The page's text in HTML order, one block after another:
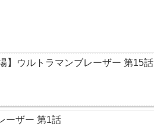
】ウルトラマンブレーザー 第15話
ーザー 第1話